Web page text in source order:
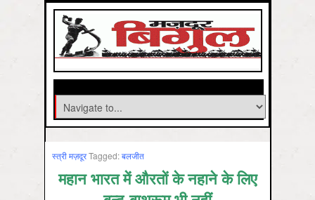
स्‍त्री मज़दूरTagged:बलजीत
महान भारत में औरतों के नहाने के लिए